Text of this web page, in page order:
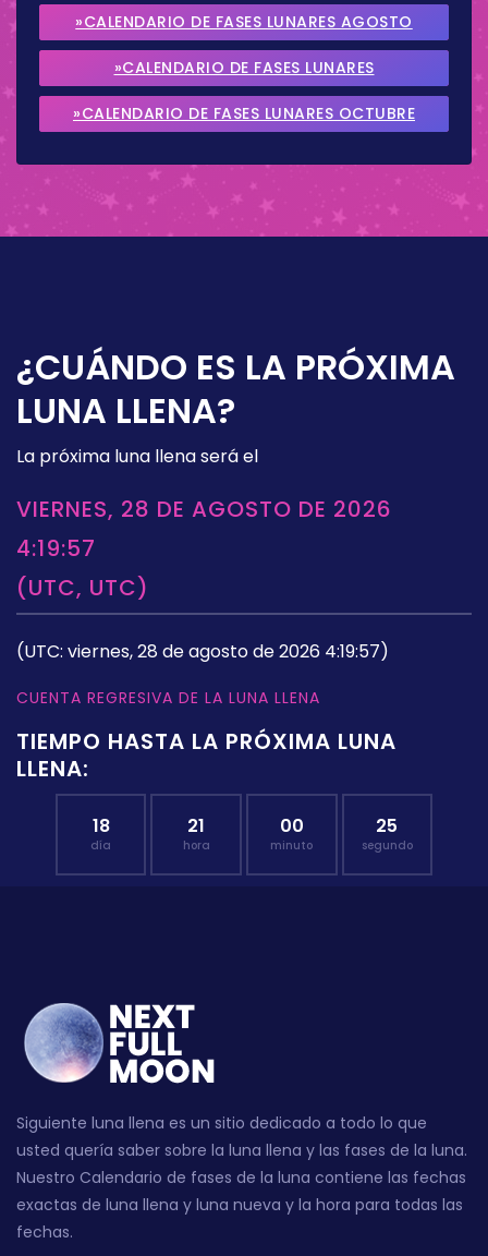
»CALENDARIO DE FASES LUNARES AGOSTO
2026
»CALENDARIO DE FASES LUNARES
SEPTIEMBRE 2026
»CALENDARIO DE FASES LUNARES OCTUBRE
¿CUÁNDO ES LA PRÓXIMA
LUNA LLENA?
La próxima luna llena será el
VIERNES, 28 DE AGOSTO DE 2026
4:19:57
(UTC, UTC)
(UTC: viernes, 28 de agosto de 2026 4:19:57)
CUENTA REGRESIVA DE LA LUNA LLENA
TIEMPO HASTA LA PRÓXIMA LUNA
LLENA:
18
día
21
hora
00
minuto
24
segundo
Siguiente luna llena es un sitio dedicado a todo lo que
usted quería saber sobre la luna llena y las fases de la luna.
Nuestro Calendario de fases de la luna contiene las fechas
exactas de luna llena y luna nueva y la hora para todas las
fechas.